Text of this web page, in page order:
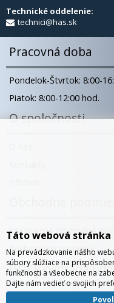
Technické oddelenie:
technici@has.sk
Pracovná doba
Pondelok-Štvrtok: 8:00-
Piatok: 8:00-12:00 hod.
O spoločnosti
Všeobecné obchodné
Reklamačný poriadok
GDPR ochrana
Ochrana osobných údajov
Táto webová stránka
Na prevádzkovanie nášho
súbory slúžiace na
funkčnosti a všeobecne na
Dajte nám vedieť o svojich